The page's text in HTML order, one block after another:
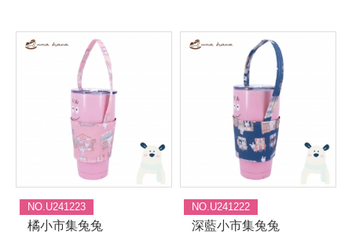
NO.U241223
橘小市集兔兔
NO.U241222
深藍小市集兔兔